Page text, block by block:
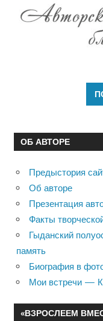
ОБ АВТОРЕ
Предыстория
Об авторе
Презентация
Факты
Гыданский
память
Биография в
Мои встречи —
«ВЗРОСЛЕЕМ